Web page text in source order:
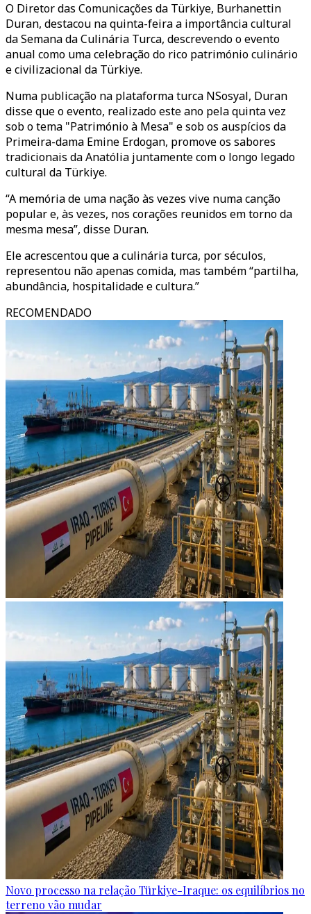
O Diretor das Comunicações da Türkiye, Burhanettin
Duran, destacou na quinta-feira a importância cultural
da Semana da Culinária Turca, descrevendo o evento
anual como uma celebração do rico património culinário
e civilizacional da Türkiye.
Numa publicação na plataforma turca NSosyal, Duran
disse que o evento, realizado este ano pela quinta vez
sob o tema "Património à Mesa" e sob os auspícios da
Primeira-dama Emine Erdogan, promove os sabores
tradicionais da Anatólia juntamente com o longo legado
cultural da Türkiye.
“A memória de uma nação às vezes vive numa canção
popular e, às vezes, nos corações reunidos em torno da
mesma mesa”, disse Duran.
Ele acrescentou que a culinária turca, por séculos,
representou não apenas comida, mas também “partilha,
abundância, hospitalidade e cultura.”
RECOMENDADO
Novo processo na relação Türkiye-Iraque: os equilíbrios no
terreno vão mudar